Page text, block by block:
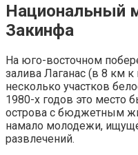
Национальный
Закинфа
На юго-восточном
залива Лаганас (в 8 км к
несколько участков
1980-х годов это место
острова с бюджетным
намало молодежи,
развлечений.